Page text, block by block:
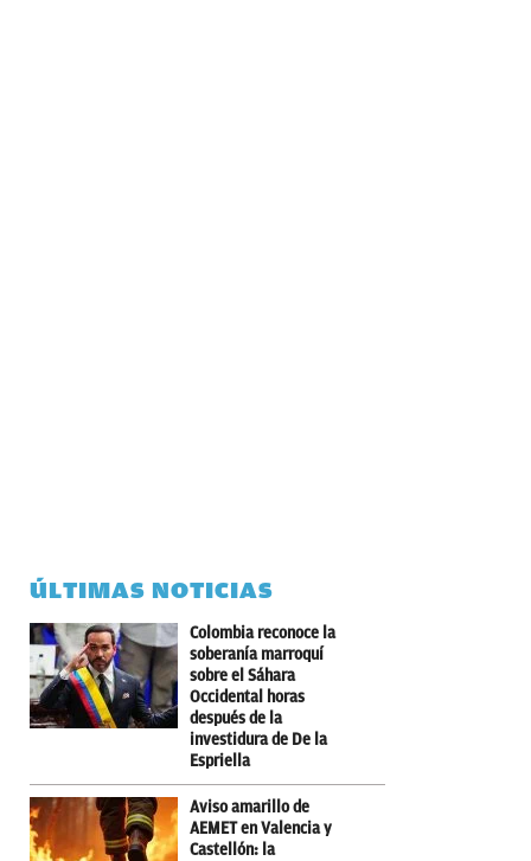
ÚLTIMAS NOTICIAS
Colombia reconoce la
soberanía marroquí
sobre el Sáhara
Occidental horas
después de la
investidura de De la
Espriella
Aviso amarillo de
AEMET en Valencia y
Castellón: la